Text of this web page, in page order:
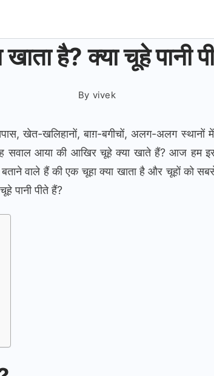
खाता है? क्या चूहे पानी
By vivek
खेत-खलिहानों, बाग़-बगीचों, अलग-अलग
सवाल आया की आखिर चूहे क्या खाते हैं? आज हम
वाले हैं की एक चूहा क्या खाता है और चूहों को
पानी पीते हैं?